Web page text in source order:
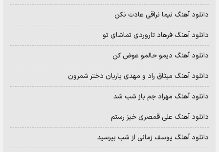
دانلود آهنگ نیما نراقی عادت نکن
دانلود آهنگ فرهاد تاروردی تماشای تو
دانلود آهنگ دیمو حالمو عوض کن
دانلود آهنگ میثاق راد و مهدی یاریان دختر شمرون
دانلود آهنگ مهراد جم باز شب شد
دانلود آهنگ علی قمصری خیز رستم
دانلود آهنگ یوسف زمانی از شب بپرسید